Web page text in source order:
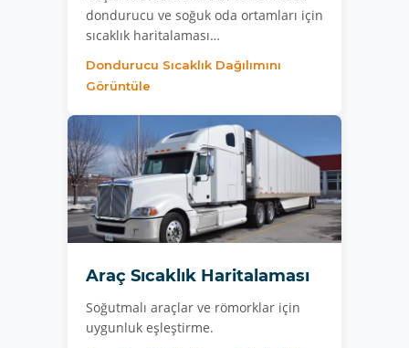
dondurucu ve soğuk oda ortamları için
sıcaklık haritalaması…
Dondurucu Sıcaklık Dağılımını
Görüntüle
Araç Sıcaklık Haritalaması
Soğutmalı araçlar ve römorklar için
uygunluk eşleştirme.